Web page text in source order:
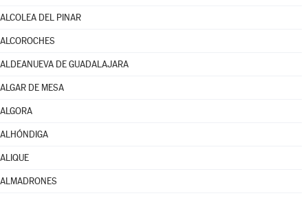
ALCOLEA DEL PINAR
ALCOROCHES
ALDEANUEVA DE GUADALAJARA
ALGAR DE MESA
ALGORA
ALHÓNDIGA
ALIQUE
ALMADRONES